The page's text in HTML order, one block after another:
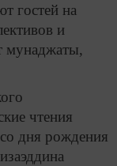
гостей на
и
мунаджаты,
чтения
дня рождения